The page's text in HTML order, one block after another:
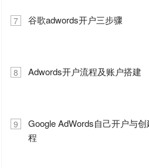
7 谷歌adwords开户三步骤
8 Adwords开户流程及账户搭建
9
Google AdWords自己开户与
程